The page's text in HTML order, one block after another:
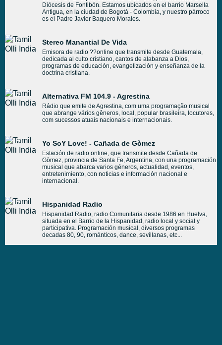
Diócesis de Fontibón. Estamos ubicados en el barrio Marsella
Antigua, en la ciudad de Bogotá - Colombia, y nuestro párroco
es el Padre Javier Baquero Morales.
Stereo Manantial De Vida
Emisora de radio ??online que transmite desde Guatemala,
dedicada al culto cristiano, cantos de alabanza a Dios,
programas de educación, evangelización y enseñanza de la
doctrina cristiana.
Alternativa FM 104.9 - Agrestina
Rádio que emite de Agrestina, com uma programação musical
que abrange vários gêneros, local, popular brasileira, locutores,
com sucessos atuais nacionais e internacionais.
Yo SoY Love! - Cañada de Gòmez
Estación de radio online, que transmite desde Cañada de
Gòmez, provincia de Santa Fe, Argentina, con una programación
musical que abarca varios géneros, actualidad, eventos,
entretenimiento, con noticias e información nacional e
internacional.
Hispanidad Radio
Hispanidad Radio, radio Comunitaria desde 1986 en Huelva,
situada en el Barrio de la Hispanidad, radio local y social y
participativa. Programación musical, diversos programas
decadas 80, 90, románticos, dance, sevillanas, etc...